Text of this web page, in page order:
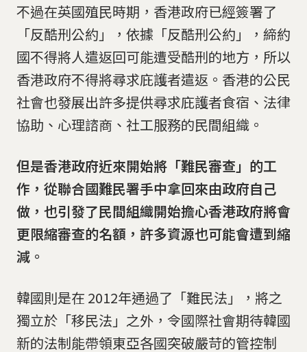
不過在英國殖民時期，香港政府已經簽署了
「反酷刑公約」，依據「反酷刑公約」，締約
國不得將人遣返回可能遭受酷刑的地方，所以
香港政府不得將尋求庇護者遣返。香港的公民
社會也發展出許多提供尋求庇護者食宿、法律
協助、心理諮商、社工服務的民間組織。
但是香港政府近來開始將「難民審查」的工
作，從聯合國難民署手中拿回來由政府自己
做，也引發了民間組織開始擔心香港政府將會
更限縮審查的名額，許多資源也可能會遭到縮
減。
韓國則是在 2012年通過了「難民法」，將之
獨立於「移民法」之外，令國際社會期待韓國
新的法制能帶領東亞各國突破嚴苛的管控制